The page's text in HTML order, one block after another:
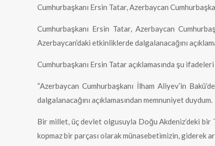
Cumhurbaşkanı Ersin Tatar, Azerbaycan
Cumhurbaşkanı Ersin Tatar, Azerbaycan
Azerbaycan’daki etkinliklerde dalgalanacağını
Cumhurbaşkanı Ersin Tatar açıklamasında şu ifadeleri
“Azerbaycan Cumhurbaşkanı İlham Aliyev’in
dalgalanacağını açıklamasından memnuniyet duydum.
Bir millet, üç devlet olgusuyla Doğu Akdeniz’deki bir
kopmaz bir parçası olarak münasebetimizin, giderek